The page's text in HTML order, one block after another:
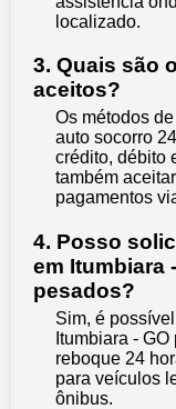
localizado.
3. Quais são
aceitos?
Os métodos
auto socorro
crédito, débito
também
pagamentos
4. Posso
em Itumbiara
pesados?
Sim, é
Itumbiara -
reboque 24
para veículos
ônibus.